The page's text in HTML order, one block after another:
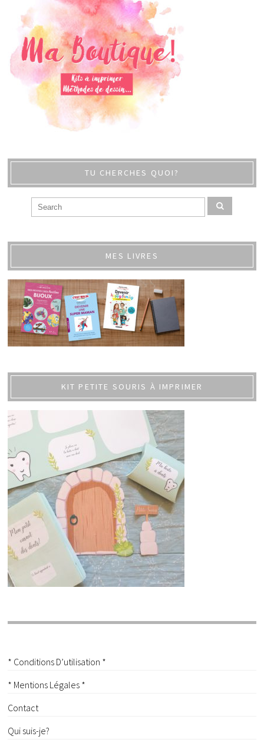
TU CHERCHES QUOI?
MES LIVRES
KIT PETITE SOURIS À IMPRIMER
* Conditions D’utilisation *
* Mentions Légales *
Contact
Qui suis-je?